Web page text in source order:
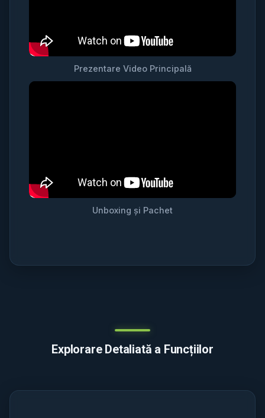
Prezentare Video Principală
Unboxing și Pachet
Explorare Detaliată a Funcțiilor